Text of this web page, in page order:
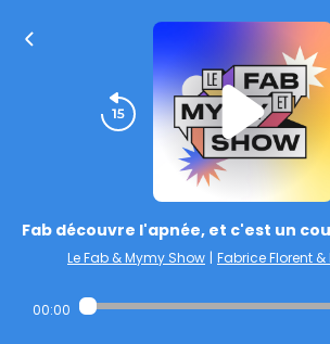
Fab découvre l'apnée, et c'est un
Le Fab & Mymy Show | Fabrice Florent
00:00